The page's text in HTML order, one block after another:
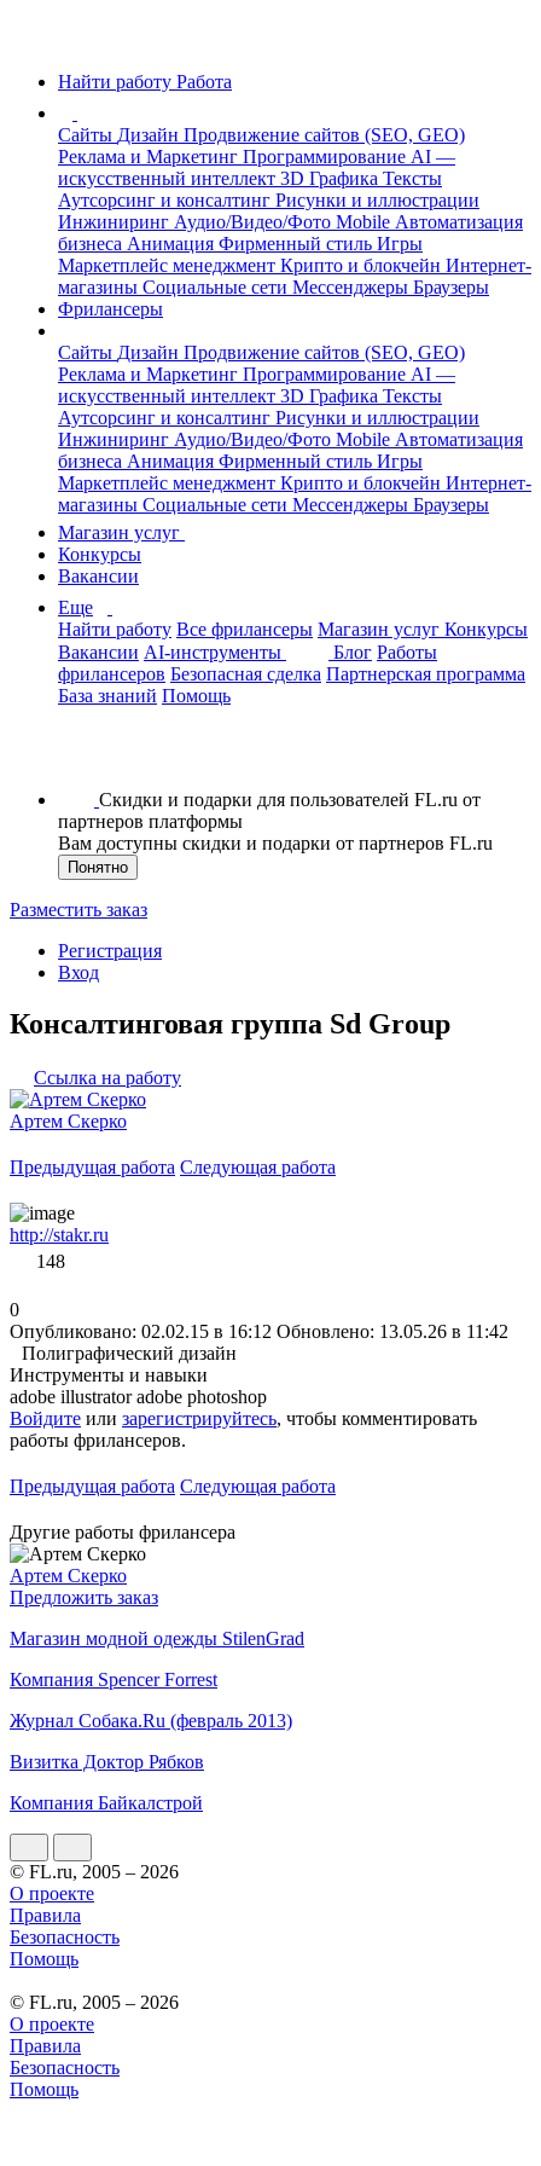
Найти работу Работа
Сайты Дизайн Продвижение сайтов (SEO, GEO)
Реклама и Маркетинг Программирование AI —
искусственный интеллект 3D Графика Тексты
Аутсорсинг и консалтинг Рисунки и иллюстрации
Инжиниринг Аудио/Видео/Фото Mobile Автоматизация
бизнеса Анимация Фирменный стиль Игры
Маркетплейс менеджмент Крипто и блокчейн Интернет-
магазины Социальные сети Мессенджеры Браузеры
Фрилансеры
Сайты Дизайн Продвижение сайтов (SEO, GEO)
Реклама и Маркетинг Программирование AI —
искусственный интеллект 3D Графика Тексты
Аутсорсинг и консалтинг Рисунки и иллюстрации
Инжиниринг Аудио/Видео/Фото Mobile Автоматизация
бизнеса Анимация Фирменный стиль Игры
Маркетплейс менеджмент Крипто и блокчейн Интернет-
магазины Социальные сети Мессенджеры Браузеры
Магазин услуг
Конкурсы
Вакансии
Еще
Найти работу Все фрилансеры Магазин услуг Конкурсы
Вакансии AI-инструменты Блог Работы
фрилансеров Безопасная сделка Партнерская программа
База знаний Помощь
Скидки и подарки для пользователей FL.ru от
партнеров платформы
Вам доступны скидки и подарки от партнеров FL.ru
Понятно
Разместить заказ
Регистрация
Вход
Консалтинговая группа Sd Group
Ссылка на работу
Артем Скерко
Предыдущая работа Следующая работа
http://stakr.ru
148
0
Опубликовано: 02.02.15 в 16:12 Обновлено: 13.05.26 в 11:42
Полиграфический дизайн
Инструменты и навыки
adobe illustratoradobe photoshop
Войдите или зарегистрируйтесь, чтобы комментировать
работы фрилансеров.
Предыдущая работа Следующая работа
Другие работы фрилансера
Артем Скерко
Предложить заказ
Магазин модной одежды StilenGrad
Компания Spencer Forrest
Журнал Собака.Ru (февраль 2013)
Визитка Доктор Рябков
Компания Байкалстрой
© FL.ru, 2005 – 2026
О проекте
Правила
Безопасность
Помощь
© FL.ru, 2005 – 2026
О проекте
Правила
Безопасность
Помощь